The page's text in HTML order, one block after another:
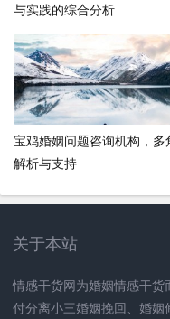
与实践的综合分析
宝鸡婚姻问题咨询机构，多
解析与支持
关于本站
情感干货网为婚姻情感干
付分离小三婚姻挽回、婚